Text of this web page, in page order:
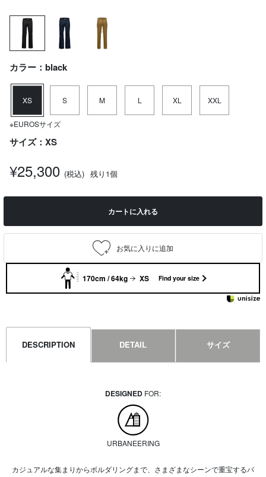
カラー：black
XS S M L XL XXL
※EUROSサイズ
サイズ：XS
¥25,300 (税込) 残り1個
カートに入れる
170cm / 64kg XS Find your size
DESCRIPTION DETAIL サイズ
DESIGNED FOR:
URBANEERING
カジュアルな集まりからボルダリングまで、さまざまなシーンで重宝するパ